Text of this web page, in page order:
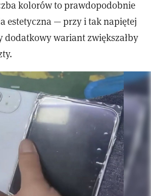
kolorów to prawdopodobnie
estetyczna — przy i tak napiętej
dodatkowy wariant zwiększałby